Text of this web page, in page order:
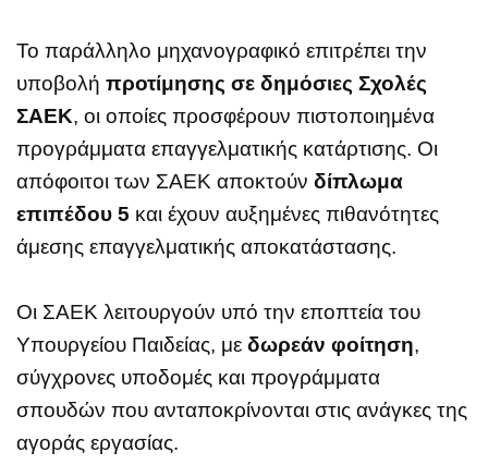
Το παράλληλο μηχανογραφικό επιτρέπει την
υποβολή προτίμησης σε δημόσιες Σχολές
ΣΑΕΚ, οι οποίες προσφέρουν πιστοποιημένα
προγράμματα επαγγελματικής κατάρτισης. Οι
απόφοιτοι των ΣΑΕΚ αποκτούν δίπλωμα
επιπέδου 5 και έχουν αυξημένες πιθανότητες
άμεσης επαγγελματικής αποκατάστασης.
Οι ΣΑΕΚ λειτουργούν υπό την εποπτεία του
Υπουργείου Παιδείας, με δωρεάν φοίτηση,
σύγχρονες υποδομές και προγράμματα
σπουδών που ανταποκρίνονται στις ανάγκες της
αγοράς εργασίας.